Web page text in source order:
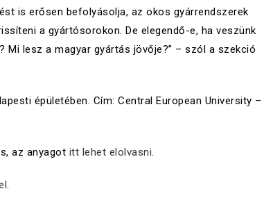
is erősen befolyásolja, az okos gyárrendszerek
a gyártósorokon. De elegendő-e, ha veszünk
lesz a magyar gyártás jövője?” – szól a szekció
épületében. Cím: Central European University –
az anyagot itt lehet elolvasni.
.